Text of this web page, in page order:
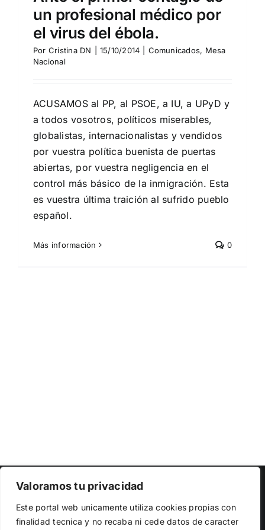
Valoramos tu privacidad
Este portal web unicamente utiliza cookies propias con
finalidad tecnica y no recaba ni cede datos de caracter
un profesional médico por
el virus del ébola.
Por Cristina DN 15/10/2014 Comunicados, Mesa
Nacional
ACUSAMOS al PP, al PSOE, a IU, a UPyD y
a todos vosotros, políticos miserables,
globalistas, internacionalistas y vendidos
por vuestra política buenista de puertas
abiertas, por vuestra negligencia en el
control más básico de la inmigración. Esta
es vuestra última traición al sufrido pueblo
español.
Más información 0
Copyright 2023 | Democracia Nacional
Facebook
TwitterInstagram
el funcionamiento de la web, medir su uso y mejorar
nuestros servicios. Puede aceptar todas las cookies,